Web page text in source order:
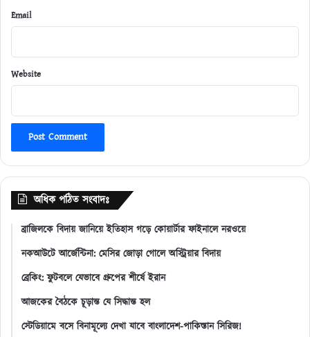
Email
Website
অধিক পঠিত সংবাদঃ
ব্রাজিলকে বিদায় জানিয়ে ইতিহাস গড়ে কোয়ার্টার ফাইনালে নরওয়ে
নকআউটে আর্জেন্টিনা: মেসির জোড়া গোলে অস্ট্রিয়ার বিদায়
ব্রেকিং: ফুটবলে যেভাবে গ্রুপের শীর্ষে ইরান
আজকের বৈঠকে চূড়ান্ত যে সিদ্ধান্ত হল
স্টেডিয়ামে বসে বিনামূল্যে দেখা যাবে বাংলাদেশ-পাকিস্তান সিরিজ!